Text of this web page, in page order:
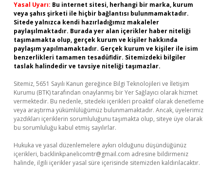
Yasal Uyarı: Bu internet sitesi, herhangi bir marka, kurum
veya şahıs şirketi ile hiçbir bağlantısı bulunmamaktadır.
Sitede yalnızca kendi hazırladığımız makaleler
paylaşılmaktadır. Burada yer alan içerikler haber niteliği
taşımamakta olup, gerçek kurum ve kişiler hakkında
paylaşım yapılmamaktadır. Gerçek kurum ve kişiler ile isim
benzerlikleri tamamen tesadüfidir. Sitemizdeki bilgiler
taslak halindedir ve tavsiye niteliği taşımazlar.
Sitemiz, 5651 Sayılı Kanun gereğince Bilgi Teknolojileri ve İletişim
Kurumu (BTK) tarafından onaylanmış bir Yer Sağlayıcı olarak hizmet
vermektedir. Bu nedenle, sitedeki içerikleri proaktif olarak denetleme
veya araştırma yükümlülüğümüz bulunmamaktadır. Ancak, üyelerimiz
yazdıkları içeriklerin sorumluluğunu taşımakta olup, siteye üye olarak
bu sorumluluğu kabul etmiş sayılırlar.
Hukuka ve yasal düzenlemelere aykırı olduğunu düşündüğünüz
içerikleri, backlinkpanelicomtr@gmail.com adresine bildirmeniz
halinde, ilgili içerikler yasal süre içerisinde sitemizden kaldırılacaktır.